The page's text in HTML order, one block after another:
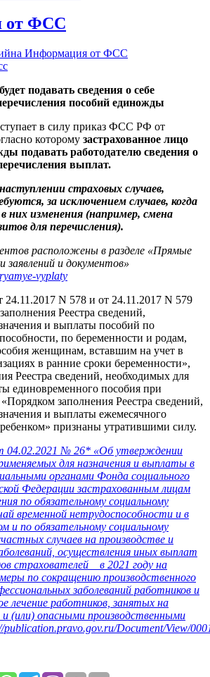
от ФСС
на Информация от ФСС
подавать сведения о себе
пособий единожды
в силу приказ ФСС РФ от
которому застрахованное лицо
подавать работодателю сведения о
выплат.
страховых случаев,
за исключением случаев, когда
них изменения (например, смена
для перечисления).
расположены в разделе «Прямые
и документов»
vyplaty
N 578 и от 24.11.2017 N 579
Реестра сведений,
и выплаты пособий по
по беременности и родам,
женщинам, вставшим на учет в
в ранние сроки беременности»,
Реестра сведений, необходимых для
единовременного пособия при
заполнения Реестра сведений,
и выплаты ежемесячного
признаны утратившими силу.
№ 26* «Об утверждении
для назначения и выплаты в
органами Фонда социального
Федерации застрахованным лицам
по обязательному социальному
временной нетрудоспособности и в
и по обязательному социальному
случаев на производстве и
осуществления иных выплат
страхователей в 2021 году на
по сокращению производственного
заболеваний работников и
лечение работников, занятых на
(или) опасными производственными
publication.pravo.gov.ru/Document/View/